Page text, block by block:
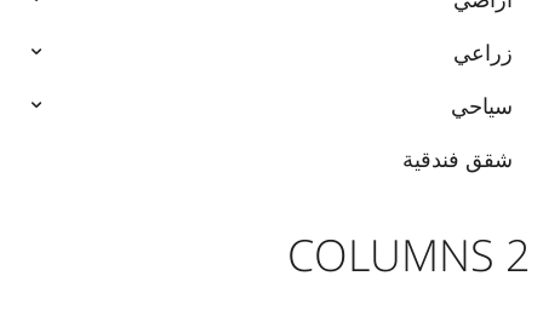
زراعي
سياحي
شقق فندقية
2 COLUMNS